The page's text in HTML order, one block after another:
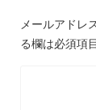
メールアドレ
る欄は必須項